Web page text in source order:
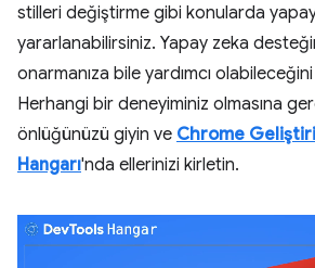
stilleri değiştirme gibi konularda
yararlanabilirsiniz. Yapay zeka
onarmanıza bile yardımcı
Herhangi bir deneyiminiz olmasına
önlüğünüzü giyin ve Chrome
Hangarı'nda ellerinizi kirletin.